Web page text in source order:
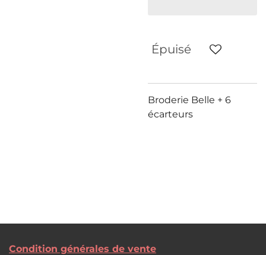
Épuisé
Broderie Belle + 6
écarteurs
Condition générales de vente